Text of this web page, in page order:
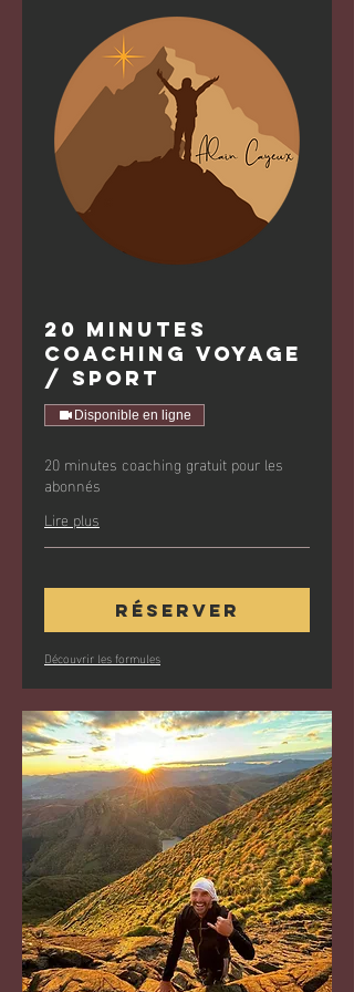
20 minutes
coaching Voyage
/ Sport
Disponible en ligne
20 minutes coaching gratuit pour les
abonnés
Lire plus
Réserver
Découvrir les formules